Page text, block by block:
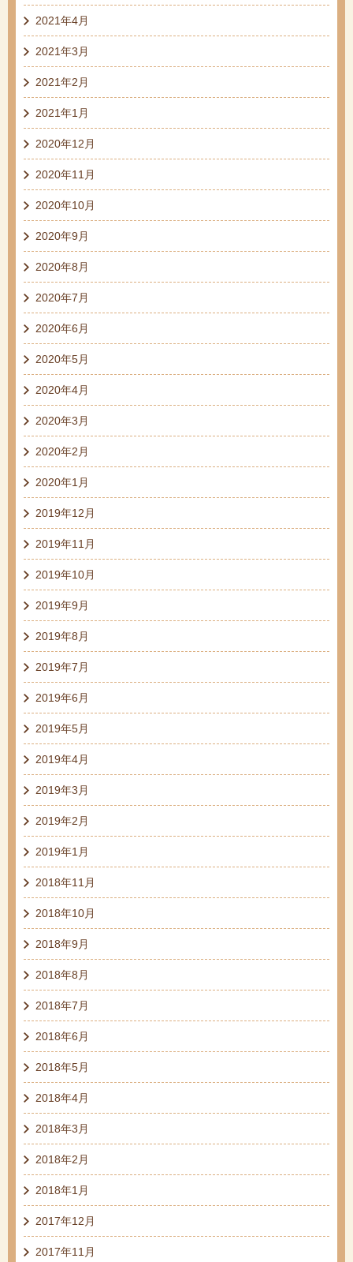
2021年4月
2021年3月
2021年2月
2021年1月
2020年12月
2020年11月
2020年10月
2020年9月
2020年8月
2020年7月
2020年6月
2020年5月
2020年4月
2020年3月
2020年2月
2020年1月
2019年12月
2019年11月
2019年10月
2019年9月
2019年8月
2019年7月
2019年6月
2019年5月
2019年4月
2019年3月
2019年2月
2019年1月
2018年11月
2018年10月
2018年9月
2018年8月
2018年7月
2018年6月
2018年5月
2018年4月
2018年3月
2018年2月
2018年1月
2017年12月
2017年11月